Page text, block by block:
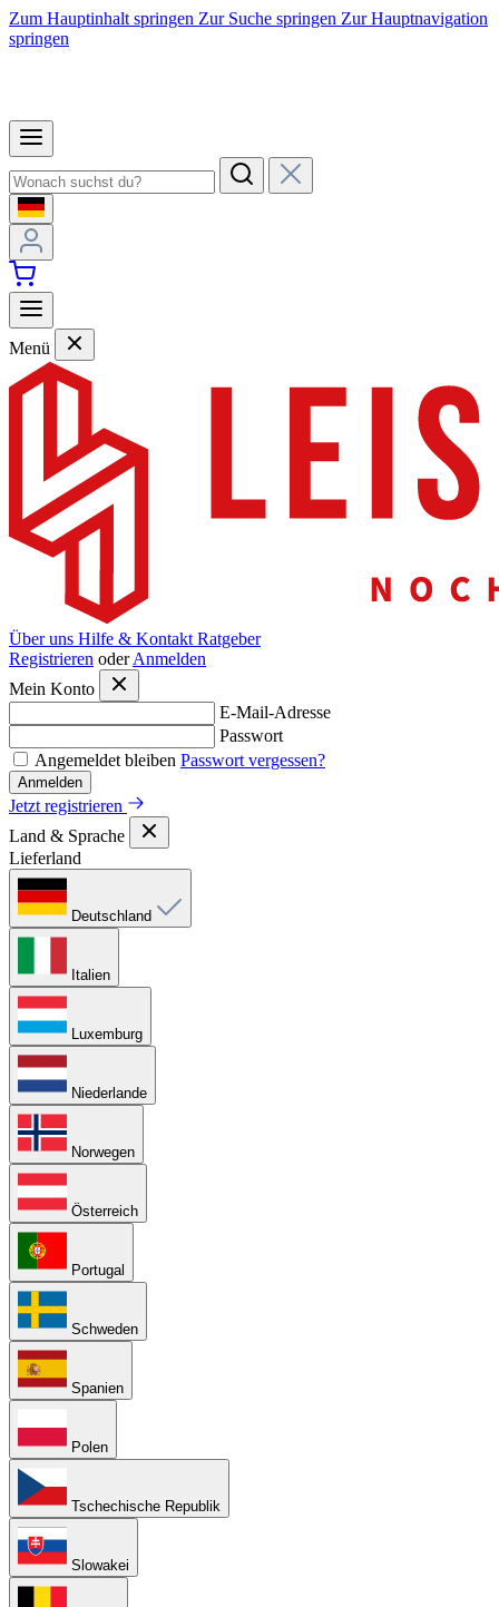
Zum Hauptinhalt springen Zur Suche springen Zur Hauptnavigation
springen
Menü
Über uns Hilfe & Kontakt Ratgeber
Registrieren oder Anmelden
Mein Konto
E-Mail-Adresse
Passwort
Angemeldet bleiben Passwort vergessen?
Anmelden
Jetzt registrieren
Land & Sprache
Lieferland
Deutschland
Italien
Luxemburg
Niederlande
Norwegen
Österreich
Portugal
Schweden
Spanien
Polen
Tschechische Republik
Slowakei